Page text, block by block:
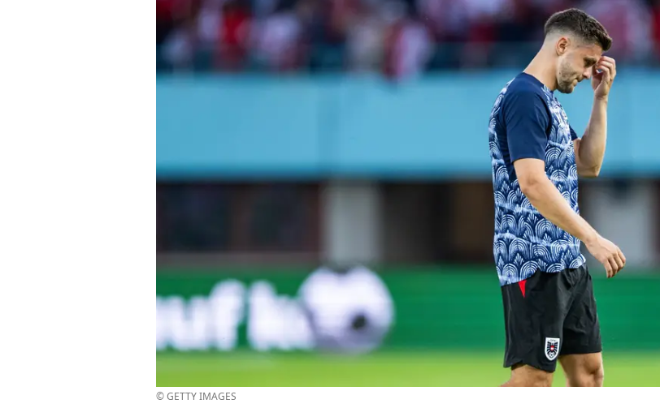
© GETTY IMAGES